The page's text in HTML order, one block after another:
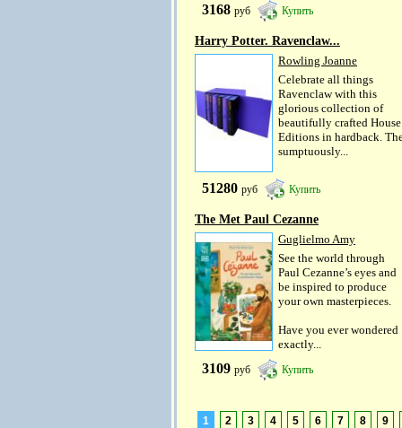
3168 руб Купить
Harry Potter. Ravenclaw...
Rowling Joanne
Celebrate all things
Ravenclaw with this
glorious collection of
beautifully crafted House
Editions in hardback.
sumptuously...
51280 руб Купить
The Met Paul Cezanne
Guglielmo Amy
See the world through
Paul Cezanne’s eyes and
be inspired to produce
your own masterpieces.
Have you ever wondered
exactly...
3109 руб Купить
1 2 3 4 5 6 7 8 9